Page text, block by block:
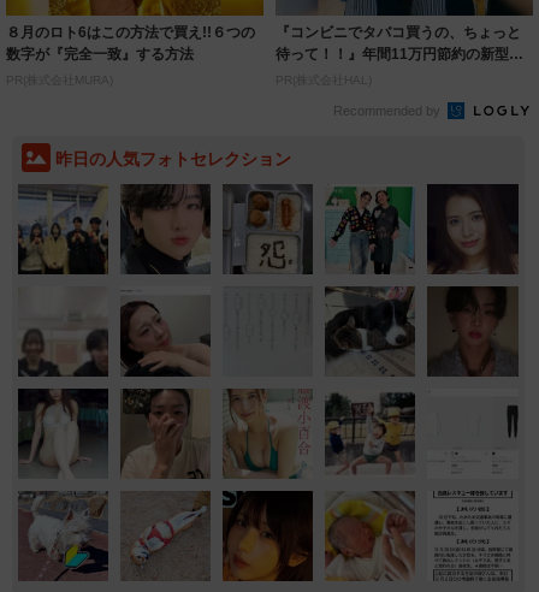
８月のロト6はこの方法で買え!!６つの
数字が『完全一致』する方法
PR(株式会社MURA)
『コンビニでタバコ買うの、ちょっと
待って！！』年間11万円節約の新型タ
バコ
PR(株式会社HAL)
Recommended by
昨日の人気フォトセレクション